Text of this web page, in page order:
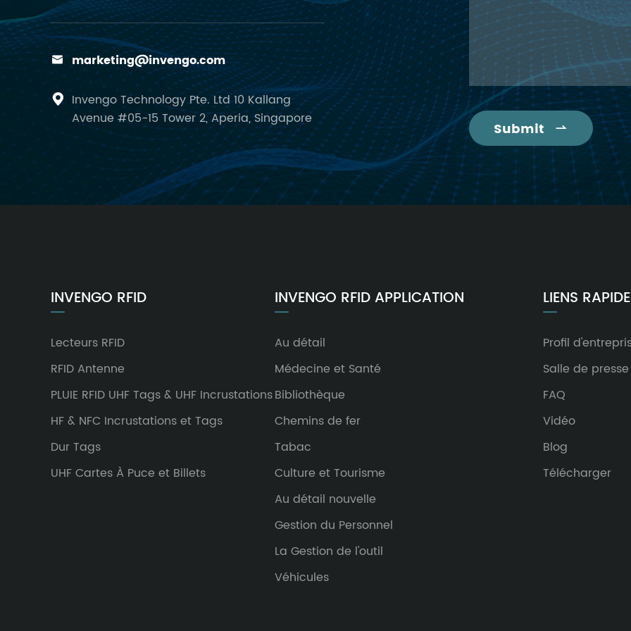
 marketing@invengo.com

Invengo Technology Pte. Ltd 10 Kallang
Avenue #05-15 Tower 2, Aperia, Singapore
Submit 
INVENGO RFID
Lecteurs RFID
RFID Antenne
PLUIE RFID UHF Tags & UHF Incrustations
HF & NFC Incrustations et Tags
Dur Tags
UHF Cartes À Puce et Billets
INVENGO RFID APPLICATION
Au détail
Médecine et Santé
Bibliothèque
Chemins de fer
Tabac
Culture et Tourisme
Au détail nouvelle
Gestion du Personnel
La Gestion de l'outil
Véhicules
LIENS
Profil
Salle de presse
FAQ
Vidéo
Blog
Télécharger